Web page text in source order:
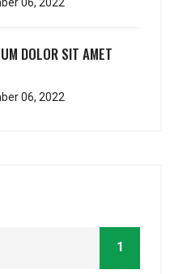
DOLOR SIT AMET
06, 2022
1